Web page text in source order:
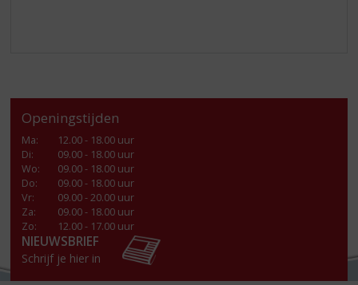
Openingstijden
Ma:
12.00 - 18.00 uur
Di:
09.00 - 18.00 uur
Wo:
09.00 - 18.00 uur
Do:
09.00 - 18.00 uur
Vr:
09.00 - 20.00 uur
Za:
09.00 - 18.00 uur
Zo:
12.00 - 17.00 uur
NIEUWSBRIEF
Schrijf je hier in